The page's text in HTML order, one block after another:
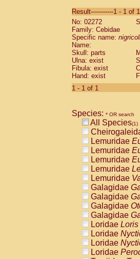
Cebidae
Cebidae
Cebidae
Cebidae
Cebidae
Cebidae
Cebidae
Cebidae
Cebidae
Cebidae
Cebidae
Cebidae
Cebidae
Cebidae
Atelidae
Atelidae
Atelidae
Atelidae
Atelidae
Atelidae
Atelidae
Atelidae
Atelidae
Atelidae
Pitheciidae
Result-----------1 - 1 of 1
No: 02272
Family: Cebidae
Specific name:
Name:
Skull: parts
Ulna: exist
Fibula: exist
Hand: exist
1 - 1 of 1
Species: * OR search
All Species(1)
Lemuridae
Lemuridae
Lemuridae
Lemuridae
Lemuridae
Galagidae
Galagidae
Galagidae
Galagidae
Loridae Loris
Loridae
Loridae
Loridae